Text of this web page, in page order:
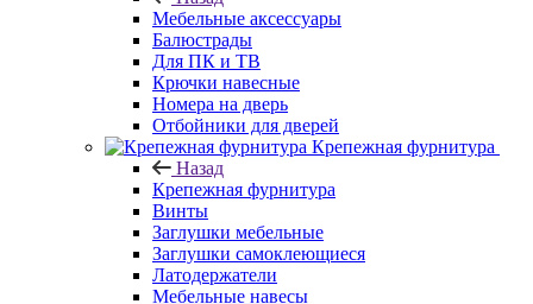
Мебельные аксессуары
Балюстрады
Для ПК и ТВ
Крючки навесные
Номера на дверь
Отбойники для дверей
Крепежная фурнитура
Назад
Крепежная фурнитура
Винты
Заглушки мебельные
Заглушки самоклеющиеся
Латодержатели
Мебельные навесы